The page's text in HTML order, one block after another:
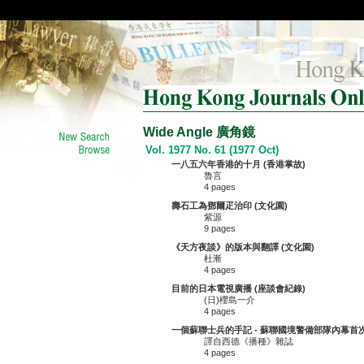
Wide Angle 廣角鏡
Vol. 1977 No. 61 (1977 Oct)
一八五六年香港的十月 (香港掌故)
魯言
4 pages
壽石工為鄧爾疋治印 (文化園)
紫源
9 pages
《天方夜談》的版本與翻譯 (文化園)
杜漸
4 pages
目前的日本電視廣播 (座談會紀錄)
(日)櫻島一介
4 pages
一個蘇聯士兵的手記 - 蘇聯國境警備部隊內幕首
譯自西德《播種》雜誌
4 pages